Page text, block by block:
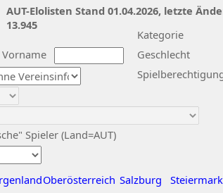
Vorname
Kategorie
Geschlecht
Spieler (Land=AUT)
Oberösterreich Salzburg Steiermark
AUT-Elolisten Stand 01.04.2026, letzte
13.945